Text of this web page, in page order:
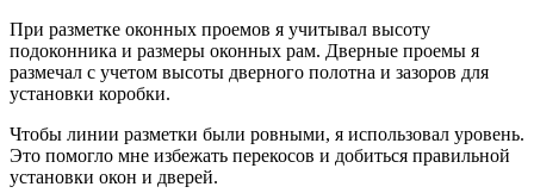
При разметке оконных проемов я учитывал высоту
подоконника и размеры оконных рам. Дверные проемы я
размечал с учетом высоты дверного полотна и зазоров для
установки коробки.
Чтобы линии разметки были ровными, я использовал уровень.
Это помогло мне избежать перекосов и добиться правильной
установки окон и дверей.